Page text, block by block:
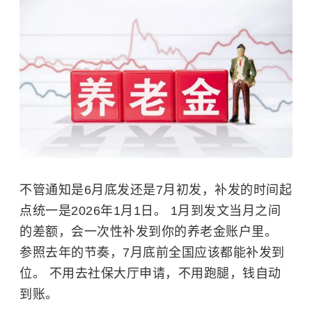
不管通知是6月底发还是7月初发，补发的时间起
点统一是2026年1月1日。 1月到发文当月之间
的差额，会一次性补发到你的养老金账户里。
参照去年的节奏，7月底前全国应该都能补发到
位。 不用去社保大厅申请，不用跑腿，钱自动
到账。